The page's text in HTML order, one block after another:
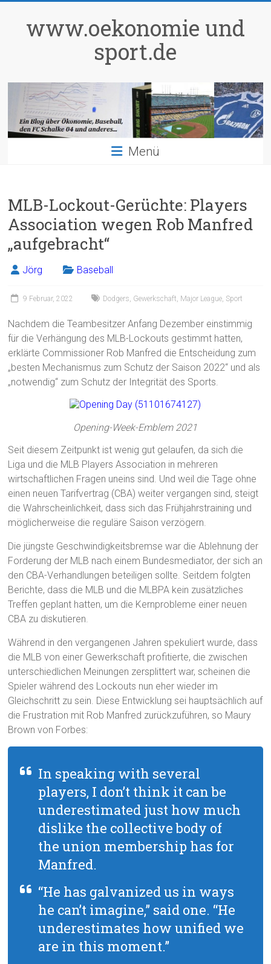
springenwww.oekonomie und
sport.de
Menü
MLB-Lockout-Gerüchte: Players
Association wegen Rob Manfred
„aufgebracht“
Jörg Baseball
9 Februar, 2022 Dodgers, Gewerkschaft, Major League, Sport
Nachdem die Teambesitzer Anfang Dezember einstimmig
für die Verhängung des MLB-Lockouts gestimmt hatten,
erklärte Commissioner Rob Manfred die Entscheidung zum
„besten Mechanismus zum Schutz der Saison 2022“ und als
„notwendig“ zum Schutz der Integrität des Sports.
Opening-Week-Emblem 2021
Seit diesem Zeitpunkt ist wenig gut gelaufen, da sich die
Liga und die MLB Players Association in mehreren
wirtschaftlichen Fragen uneins sind. Und weil die Tage ohne
einen neuen Tarifvertrag (CBA) weiter vergangen sind, steigt
die Wahrscheinlichkeit, dass sich das Frühjahrstraining und
möglicherweise die reguläre Saison verzögern.
Die jüngste Geschwindigkeitsbremse war die Ablehnung der
Forderung der MLB nach einem Bundesmediator, der sich an
den CBA-Verhandlungen beteiligen sollte. Seitdem folgten
Berichte, dass die MLB und die MLBPA kein zusätzliches
Treffen geplant hatten, um die Kernprobleme einer neuen
CBA zu diskutieren.
Während in den vergangenen Jahren spekuliert wurde, dass
die MLB von einer Gewerkschaft profitierte, die zwischen
unterschiedlichen Meinungen zersplittert war, scheinen die
Spieler während des Lockouts nun eher wieder im
Gleichschritt zu sein. Diese Entwicklung sei hauptsächlich auf
die Frustration mit Rob Manfred zurückzuführen, so Maury
Brown von Forbes:
In speaking with several
players, I don’t think it can be
underestimated just how much
dislike the collective body of
the union membership has for
Manfred.
“He has galvanized us in ways
he can’t imagine,” said one. “He
underestimates how unified we
are in this moment.”